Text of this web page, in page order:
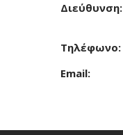
Διεύθυνση:
Τηλέφωνο:
Email: